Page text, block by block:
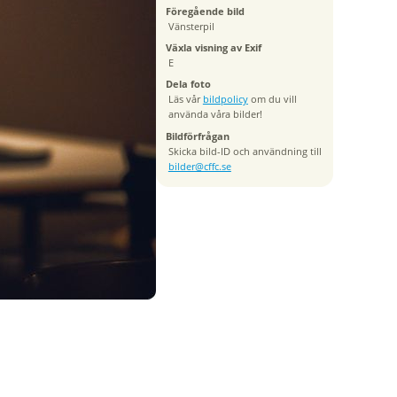
Föregående bild
Vänsterpil
Växla visning av Exif
E
Dela foto
Läs vår bildpolicyom du vill
använda våra bilder!
Bildförfrågan
Skicka bild-ID och användning till
bilder@cffc.se